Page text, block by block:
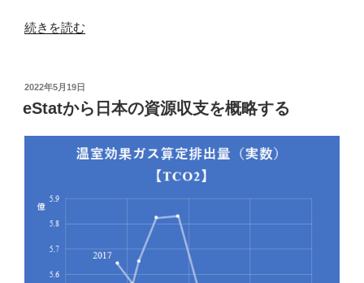
“石
給
の
続きを読む
投
日:
2022年5月19日
eStatから日本の資源収支を概略する